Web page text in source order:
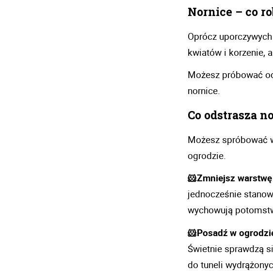
Nornice – co
Oprócz
kwiatów i korzenie,
Możesz próbować
nornice.
Co odstrasza
Możesz spróbować
ogrodzie.
🐹Zmniejsz
jednocześnie
wychowują
🐹Posadź w
Świetnie sprawdzą
do tuneli